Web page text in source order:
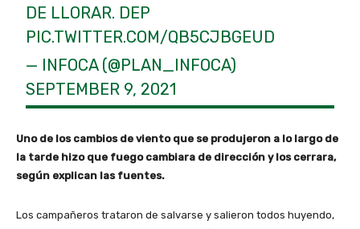
DE LLORAR. DEP
PIC.TWITTER.COM/QB5CJBGEUD
— INFOCA (@PLAN_INFOCA)
SEPTEMBER 9, 2021
Uno de los cambios de viento que se produjeron a lo largo de
la tarde hizo que fuego cambiara de dirección y los cerrara,
según explican las fuentes.
Los campañeros trataron de salvarse y salieron todos huyendo,